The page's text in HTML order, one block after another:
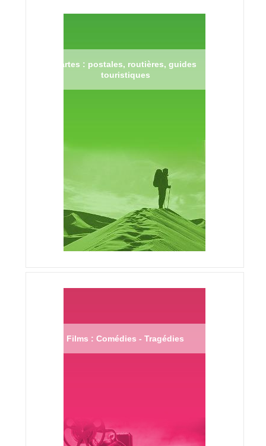
Cartes : postales, routières, guides
touristiques
Films : Comédies - Tragédies